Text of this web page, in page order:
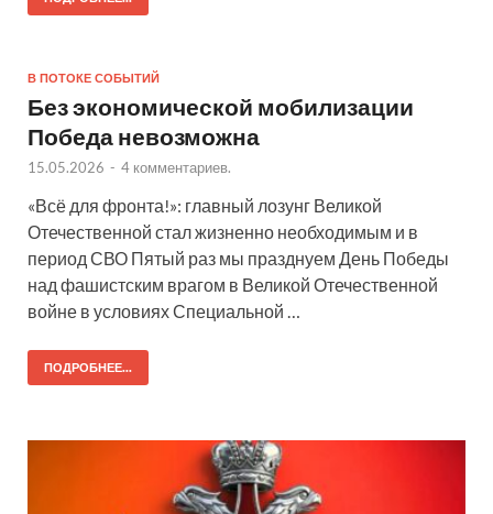
В ПОТОКЕ СОБЫТИЙ
Без экономической мобилизации
Победа невозможна
15.05.2026 - 4 комментариев.
«Всё для фронта!»: главный лозунг Великой
Отечественной стал жизненно необходимым и в
период СВО Пятый раз мы празднуем День Победы
над фашистским врагом в Великой Отечественной
войне в условиях Специальной …
ПОДРОБНЕЕ...